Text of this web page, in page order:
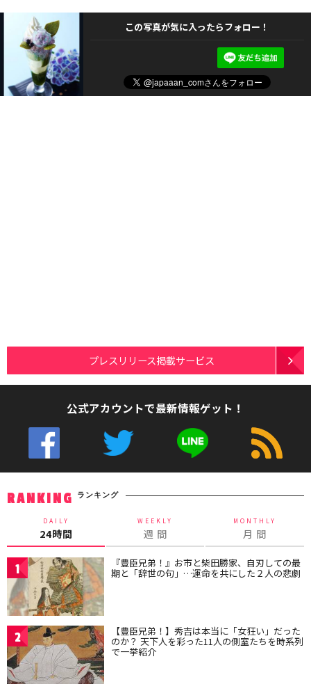
この写真が気に入ったらフォロー！
プレスリリース掲載サービス
公式アカウントで最新情報ゲット！
RANKING ランキング
DAILY
24時間
WEEKLY
週 間
MONTHLY
月 間
1 『豊臣兄弟！』お市と柴田勝家、自刃しての最
期と「辞世の句」…運命を共にした２人の悲劇
2 【豊臣兄弟！】秀吉は本当に「女狂い」だった
のか？ 天下人を彩った11人の側室たちを時系列
で一挙紹介